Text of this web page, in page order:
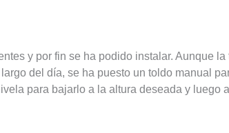
y por fin se ha podido instalar. Aunque la
del día, se ha puesto un toldo manual
para bajarlo a la altura deseada y luego